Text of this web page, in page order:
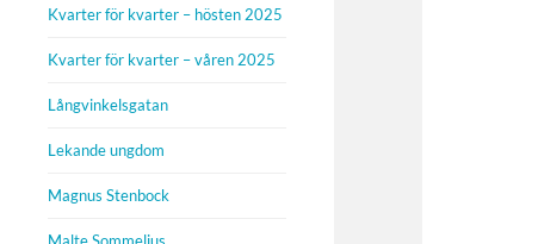
Kvarter för kvarter – hösten 2025
Kvarter för kvarter – våren 2025
Långvinkelsgatan
Lekande ungdom
Magnus Stenbock